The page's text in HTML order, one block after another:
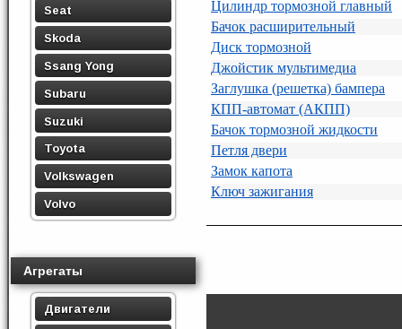
Seat
Skoda
Ssang Yong
Subaru
Suzuki
Toyota
Volkswagen
Volvo
Агрегаты
Двигатели
Цилиндр тормозной главный
Бачок расширительный
Диск тормозной
Джойстик мультимедиа
Заглушка (решетка) бампера
КПП-автомат (АКПП)
Бачок тормозной жидкости
Петля двери
Замок капота
Ключ зажигания